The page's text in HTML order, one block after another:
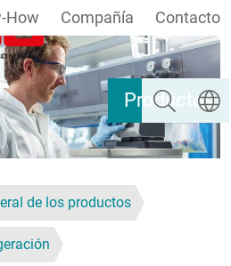
Productos
How Compañía Contacto
Buscar
de los productos